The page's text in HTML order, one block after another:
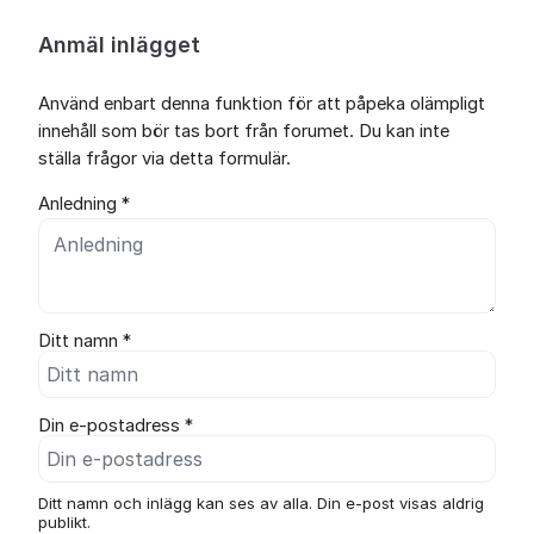
Anmäl inlägget
Använd enbart denna funktion för att påpeka olämpligt
innehåll som bör tas bort från forumet. Du kan inte
ställa frågor via detta formulär.
Anledning *
Ditt namn *
Din e-postadress *
Ditt namn och inlägg kan ses av alla. Din e-post visas aldrig
publikt.